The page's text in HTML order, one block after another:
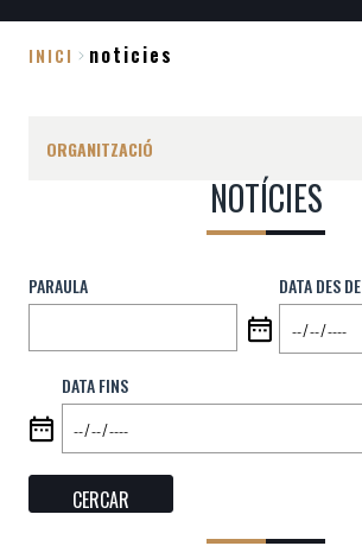
INICI noticies
ORGANITZACIÓ
NOTÍCIES
PARAULA DATA DES DE
DATA FINS